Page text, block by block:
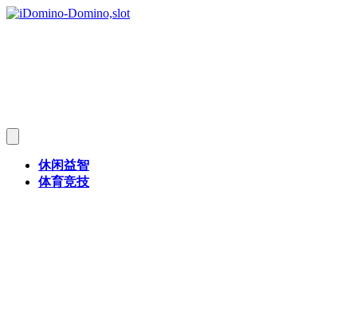
休闲益智
体育竞技